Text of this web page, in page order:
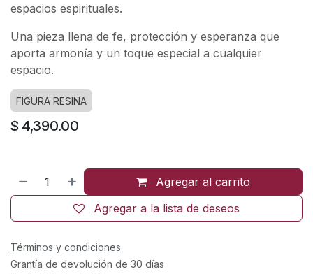
espacios espirituales.
Una pieza llena de fe, protección y esperanza que
aporta armonía y un toque especial a cualquier
espacio.
FIGURA RESINA
$ 4,390.00
Agregar al carrito
Agregar a la lista de deseos
Términos y condiciones
Grantía de devolución de 30 días